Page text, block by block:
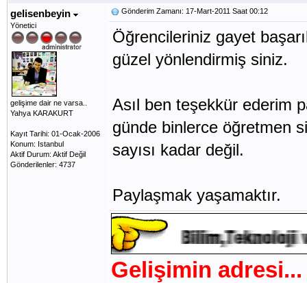
gelisenbeyin
Yönetici
gelişime dair ne varsa..
Yahya KARAKURT
Kayıt Tarihi: 01-Ocak-2006
Konum: Istanbul
Aktif Durum: Aktif Değil
Gönderilenler: 4737
Gönderim Zamanı: 17-Mart-2011 Saat 00:12
Öğrencileriniz gayet
güzel yönlendirmiş siniz.
Asıl ben teşekkür ederim
günde binlerce öğretmen
sayısı kadar değil.
Paylaşmak yaşamaktır.
Gelişimin adresi...